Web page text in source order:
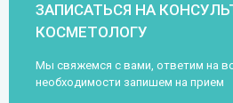
ЗАПИСАТЬСЯ НА
КОСМЕТОЛОГУ
Мы свяжемся с вами, ответим на
необходимости запишем на прием